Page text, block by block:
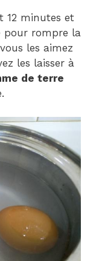
12 minutes et
pour rompre la
les aimez
les laisser à
de terre